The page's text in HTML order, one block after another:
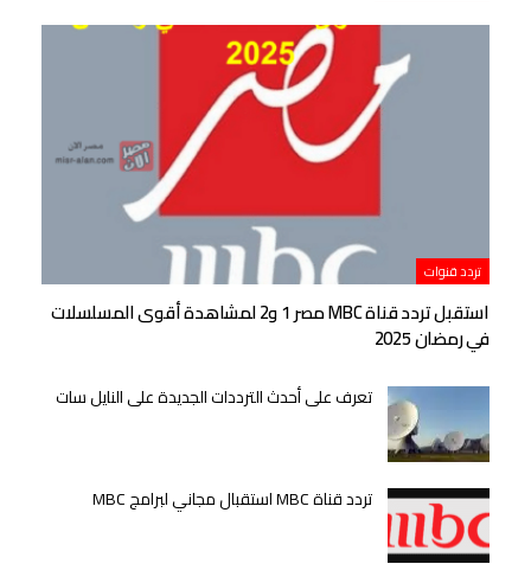
تردد قنوات
استقبل تردد قناة MBC مصر 1 و2 لمشاهدة أقوى المسلسلات
في رمضان 2025
تعرف على أحدث الترددات الجديدة على النايل سات
تردد قناة MBC استقبال مجاني لبرامج MBC